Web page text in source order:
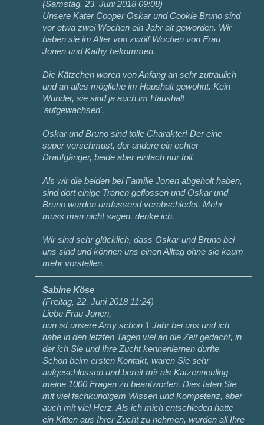
(Samstag, 23. Juni 2018 09:08)
Unsere Kater Cooper Oskar und Cookie Bruno sind
vor etwa zwei Wochen ein Jahr alt geworden. Wir
haben sie im Alter von zwölf Wochen von Frau
Jonen und Kathy bekommen.
Die Kätzchen waren von Anfang an sehr zutraulich
und an alles mögliche im Haushalt gewöhnt. Kein
Wunder, sie sind ja auch im Haushalt
'aufgewachsen'.
Oskar und Bruno sind tolle Charakter! Der eine
super verschmust, der andere ein echter
Draufgänger, beide aber einfach nur toll.
Als wir die beiden bei Familie Jonen abgeholt haben,
sind dort einige Tränen geflossen und Oskar und
Bruno wurden umfassend verabschiedet. Mehr
muss man nicht sagen, denke ich.
Wir sind sehr glücklich, dass Oskar und Bruno bei
uns sind und können uns einen Alltag ohne sie kaum
mehr vorstellen.
Sabine Köse
(Freitag, 22. Juni 2018 11:24)
Liebe Frau Jonen,
nun ist unsere Amy schon 1 Jahr bei uns und ich
habe in den letzten Tagen viel an die Zeit gedacht, in
der ich Sie und Ihre Zucht kennenlernen durfte.
Schon beim ersten Kontakt, waren Sie sehr
aufgeschlossen und bereit mir als Katzenneuling
meine 1000 Fragen zu beantworten. Dies taten Sie
mit viel fachkundigem Wissen und Kompetenz, aber
auch mit viel Herz. Als ich mich entschieden hatte
ein Kitten aus Ihrer Zucht zu nehmen, wurden all Ihre